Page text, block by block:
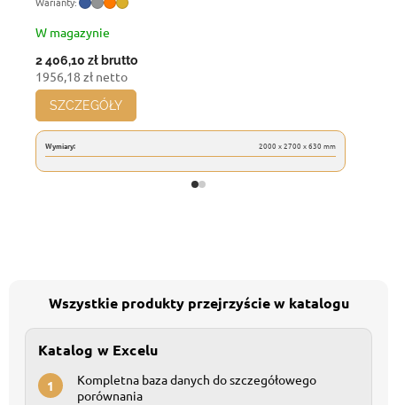
W magazynie
2 406,10 zł brutto
1956,18 zł netto
SZCZEGÓŁY
Wymiary: 2000 x 2700 x 630 mm
Wszystkie produkty przejrzyście w katalogu
Katalog w Excelu
1
Kompletna baza danych do szczegółowego
porównania